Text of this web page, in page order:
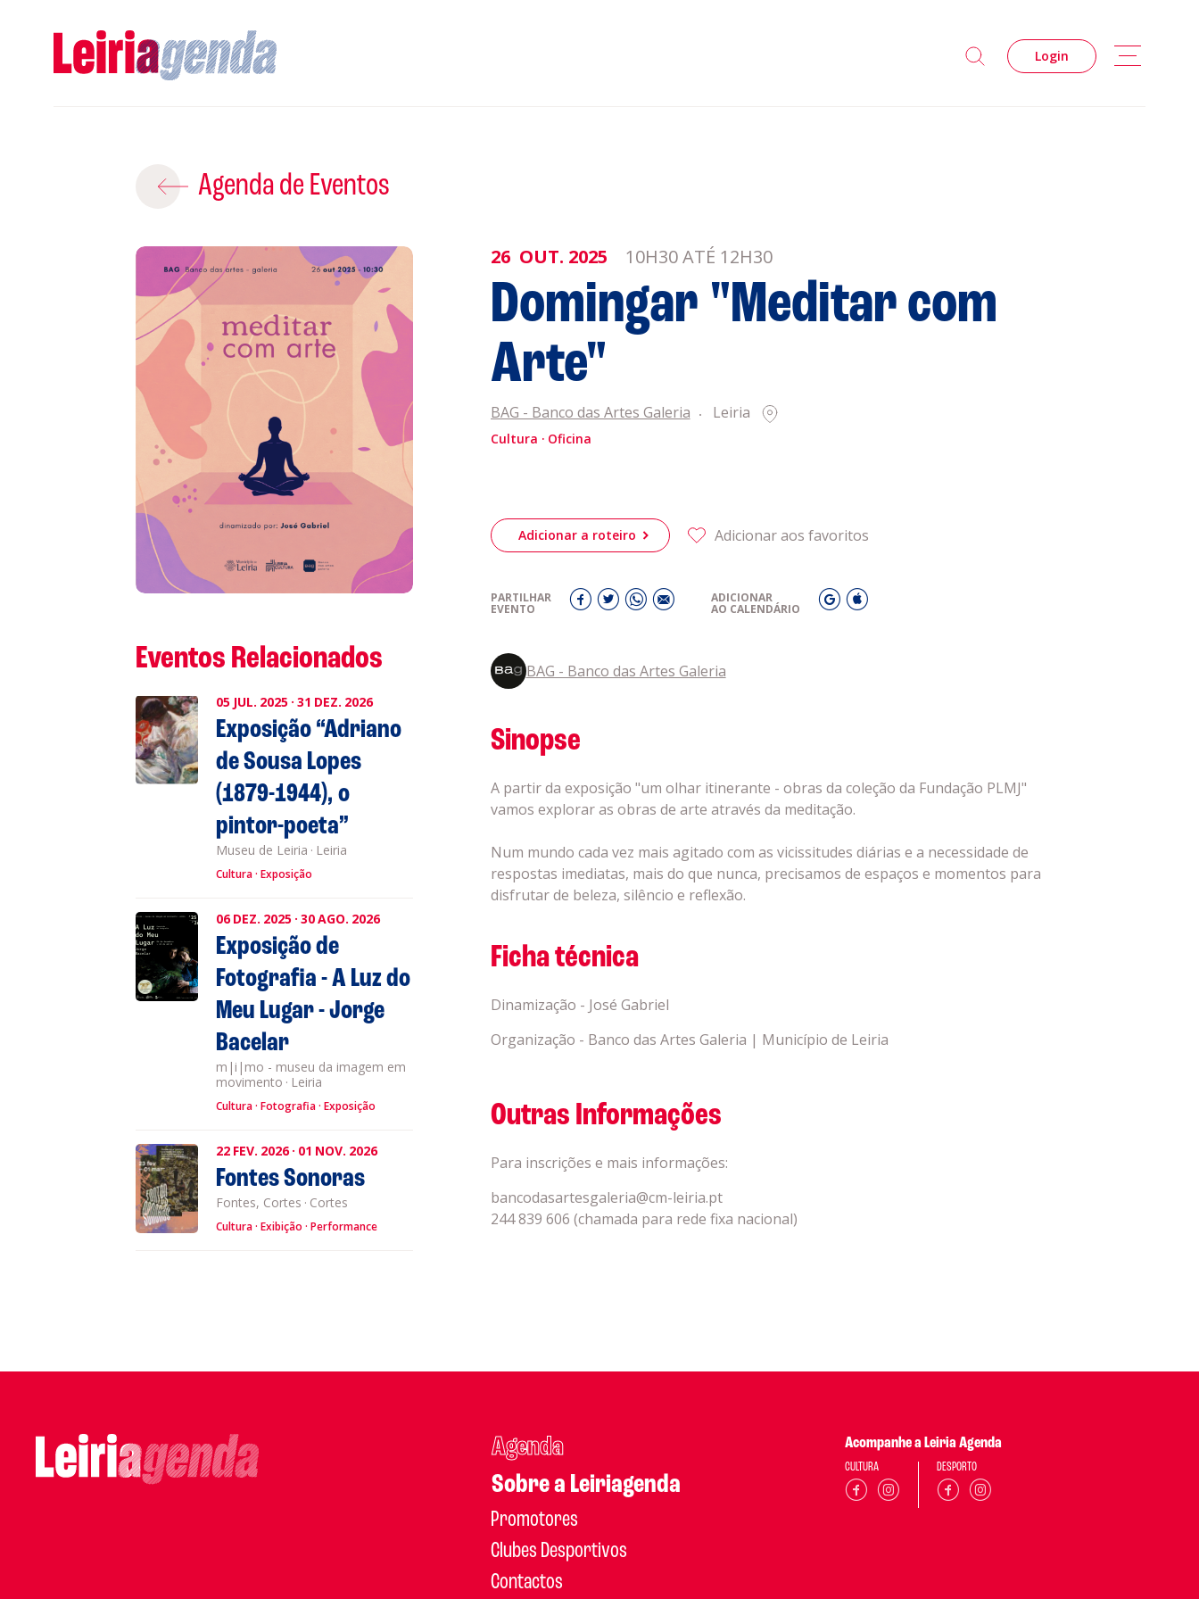
Login
Agenda
Sobre a
Leiriagenda
Promotores
Clubes Desportivos
Política de Privacidade
Política de Cookies
CULTURA
Agenda de Eventos
26 OUT. 2025 10H30 ATÉ 12H30
Domingar "Meditar com
Arte"
BAG - Banco das Artes Galeria Leiria
Cultura Oficina
Adicionar a roteiro Adicionar aos favoritos
PARTILHAR
EVENTO
ADICIONAR
AO CALENDÁRIO
BAG - Banco das Artes Galeria
Sinopse
A partir da exposição "um olhar itinerante - obras da coleção da Fundação PLMJ"
vamos explorar as obras de arte através da meditação.
Num mundo cada vez mais agitado com as vicissitudes diárias e a necessidade de
respostas imediatas, mais do que nunca, precisamos de espaços e momentos para
disfrutar de beleza, silêncio e reflexão.
Ficha técnica
Dinamização - José Gabriel
Organização - Banco das Artes Galeria | Município de Leiria
Outras Informações
Para inscrições e mais informações:
bancodasartesgaleria@cm-leiria.pt
244 839 606 (chamada para rede fixa nacional)
Eventos Relacionados
05 JUL. 2025 · 31 DEZ. 2026
Exposição “Adriano
de Sousa Lopes
(1879-1944), o
pintor-poeta”
Museu de Leiria · Leiria
Cultura Exposição
06DEZ. 2025 · 30AGO. 2026
Exposição de
Fotografia - A Luz do
Meu Lugar - Jorge
Bacelar
m|i|mo - museu da imagem em
movimento · Leiria
Cultura Fotografia Exposição
22 FEV. 2026· 01 NOV. 2026
Fontes Sonoras
Fontes, Cortes · Cortes
Cultura Exibição Performance
ROTEIROS EXISTENTES
CRIAR NOVO
Gravar
Agenda
Sobre a Leiriagenda
Promotores
Clubes Desportivos
Contactos
Acompanhe a Leiria Agenda
CULTURA DESPORTO